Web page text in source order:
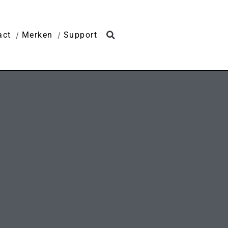
Merken Support